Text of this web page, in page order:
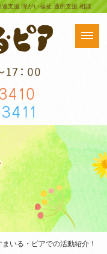
支援 障がい福祉 通所支援 相談
まいる・ピアでの活動紹介！